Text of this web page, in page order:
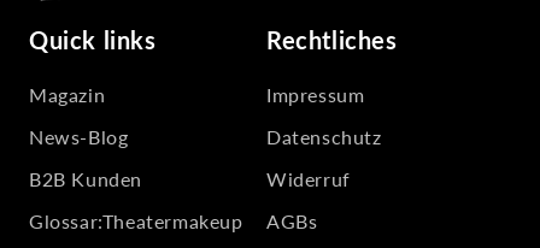
Quick links
Magazin
News-Blog
B2B Kunden
Glossar:Theatermakeup
Rechtliches
Impressum
Datenschutz
Widerruf
AGBs